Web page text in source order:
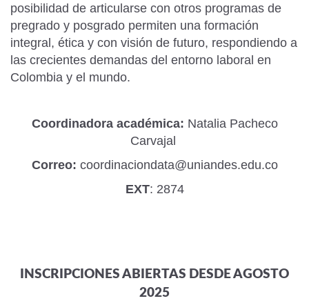
posibilidad de articularse con otros programas de
pregrado y posgrado permiten una formación
integral, ética y con visión de futuro, respondiendo a
las crecientes demandas del entorno laboral en
Colombia y el mundo.
Coordinadora académica: Natalia Pacheco
Carvajal
Correo: coordinaciondata@uniandes.edu.co
EXT: 2874
INSCRIPCIONES ABIERTAS DESDE AGOSTO
2025